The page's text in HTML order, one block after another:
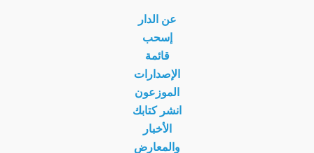
عن الدار
إسحب
قائمة
الإصدارات
الموزعون
انشر كتابك
الأخبار
والمعارض